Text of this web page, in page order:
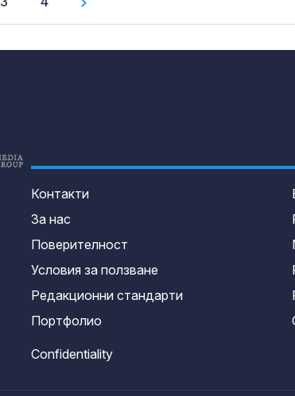
Контакти
За нас
Поверителност
Условия за ползване
Редакционни стандарти
Портфолио
Confidentiality